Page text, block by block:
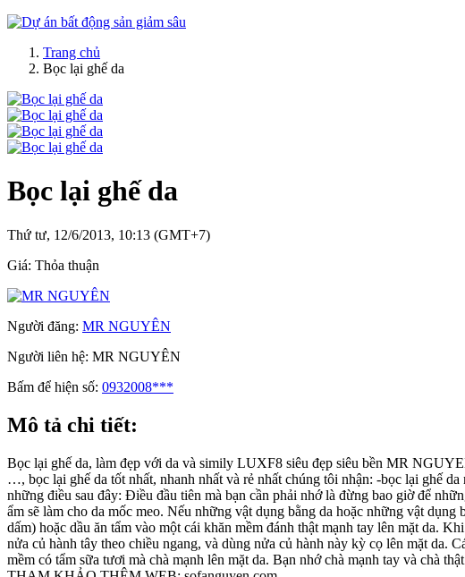
Trang chủ
Bọc lại ghế da
Bọc lại ghế da
Thứ tư, 12/6/2013, 10:13 (GMT+7)
Giá: Thỏa thuận
Người đăng: MR NGUYÊN
Người liên hệ: MR NGUYÊN
Bấm để hiện số: 0932008***
Mô tả chi tiết:
Bọc lại ghế da, làm đẹp với da và simily LUXF8 siêu đẹp siêu bền MR
…, bọc lại ghế da tốt nhất, nhanh nhất và rẻ nhất chúng tôi nhận: -bọc lại ghế
những điều sau đây: Điều đầu tiên mà bạn cần phải nhớ là đừng bao giờ để
ẩm sẽ làm cho da mốc meo. Nếu những vật dụng bằng da hoặc những vật
dấm) hoặc dầu ăn tẩm vào một cái khăn mềm đánh thật mạnh tay lên mặt da.
nửa củ hành tây theo chiều ngang, và dùng nửa củ hành này kỳ cọ lên mặt da.
mềm có tẩm sữa tươi mà chà mạnh lên mặt da. Bạn nhớ chà mạnh tay và chà